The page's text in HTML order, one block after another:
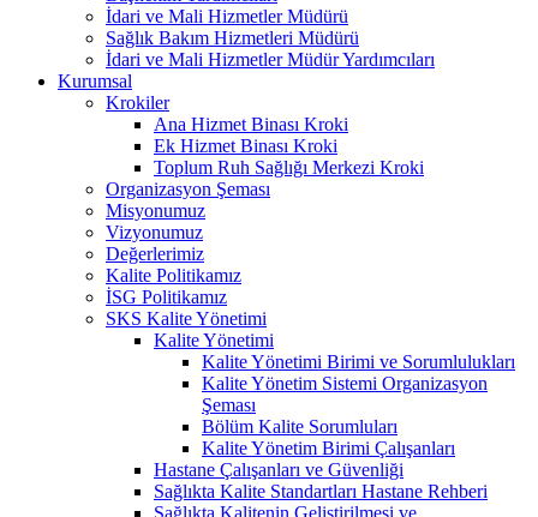
İdari ve Mali Hizmetler Müdürü
Sağlık Bakım Hizmetleri Müdürü
İdari ve Mali Hizmetler Müdür Yardımcıları
Kurumsal
Krokiler
Ana Hizmet Binası Kroki
Ek Hizmet Binası Kroki
Toplum Ruh Sağlığı Merkezi Kroki
Organizasyon Şeması
Misyonumuz
Vizyonumuz
Değerlerimiz
Kalite Politikamız
İSG Politikamız
SKS Kalite Yönetimi
Kalite Yönetimi
Kalite Yönetimi Birimi ve Sorumlulukları
Kalite Yönetim Sistemi Organizasyon
Şeması
Bölüm Kalite Sorumluları
Kalite Yönetim Birimi Çalışanları
Hastane Çalışanları ve Güvenliği
Sağlıkta Kalite Standartları Hastane Rehberi
Sağlıkta Kalitenin Geliştirilmesi ve